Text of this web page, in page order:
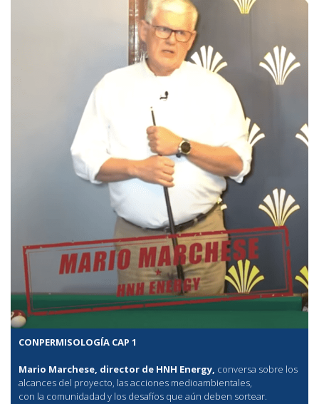
CONPERMISOLOGÍA CAP 1
Mario Marchese, director de HNH Energy, conversa sobre los
alcances del proyecto, las acciones medioambientales,
con la comunidadad y los desafíos que aún deben sortear.